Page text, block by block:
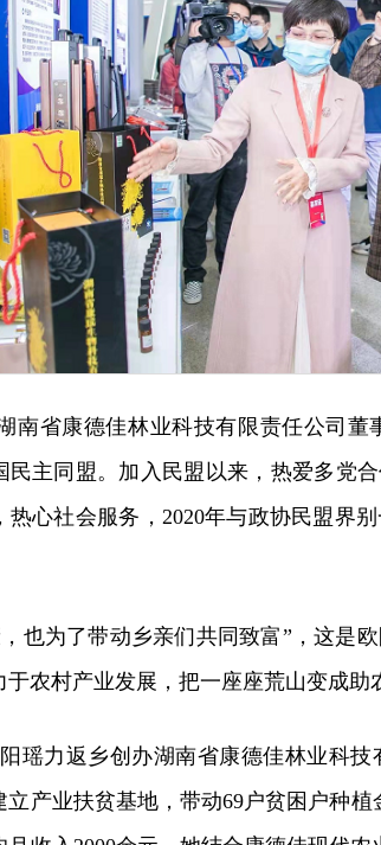
省康德佳林业科技有限责任公司董
民主同盟。加入民盟以来，热爱多党
热心社会服务，2020年与政协民盟界
也为了带动乡亲们共同致富”，这是
农村产业发展，把一座座荒山变成助
瑶力返乡创办湖南省康德佳林业科技
立产业扶贫基地，带动69户贫困户种